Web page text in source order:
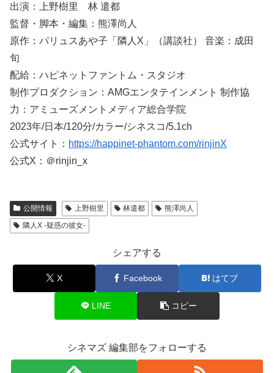
出演：上野樹里 林 遣都
監督・脚本・編集：熊澤尚人
原作：パリュスあや子「隣人X」（講談社） 音楽：成田
旬
配給：ハピネットファントム・スタジオ
制作プロダクション：AMGエンタテインメント 制作協
力：アミューズメントメディア総合学院
2023年/日本/120分/カラー/シネスコ/5.1ch
公式サイト： https://happinet-phantom.com/rinjinX
公式X：＠rinjin_x
公開情報 上野樹里 林遣都
熊澤尚人
隣人X -疑惑の彼女-
シェアする
X Facebook はてブ
LINE コピー
シネマズ 編集部をフォローする